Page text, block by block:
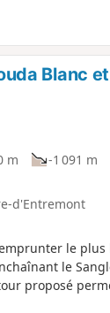
Blanc
m
-1 091 m
d'Entremont
le
le
proposé